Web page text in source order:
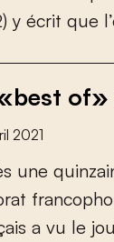
) y écrit que l’
of»
2021
s une quinzai
rat francopho
ais a vu le jou